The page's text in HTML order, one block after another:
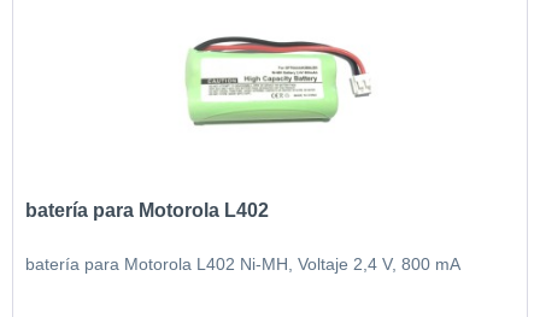
batería para Motorola L402
batería para Motorola L402 Ni-MH, Voltaje 2,4 V, 800 mA